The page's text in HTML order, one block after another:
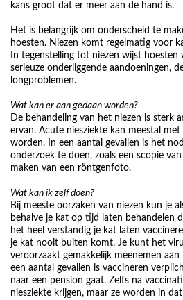
kans groot dat er meer aan de hand is.
Het is belangrijk om onderscheid te
hoesten. Niezen komt regelmatig voor
In tegenstelling tot niezen wijst hoesten
serieuze onderliggende aandoeningen,
longproblemen.
Wat kan er aan gedaan worden?
De behandeling van het niezen is sterk
ervan. Acute niesziekte kan meestal
worden. In een aantal gevallen is het
onderzoek te doen, zoals een scopie
maken van een röntgenfoto.
Wat kan ik zelf doen?
Bij meeste oorzaken van niezen kun je
behalve je kat op tijd laten behandelen
het heel verstandig je kat laten
je kat nooit buiten komt. Je kunt het
veroorzaakt gemakkelijk meenemen
een aantal gevallen is vaccineren
naar een pension gaat. Zelfs na
niesziekte krijgen, maar ze worden in